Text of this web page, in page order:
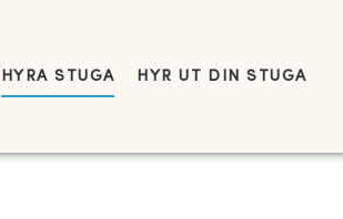
HYRA STUGA HYR UT DIN STUGA